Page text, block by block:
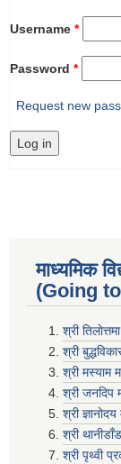
Username *
Password *
Request new
माध्यमिक
(Going
श्री
श्री
श्री मस्याम
श्री जनदिप
श्री
श्री
श्री पृथ्वी